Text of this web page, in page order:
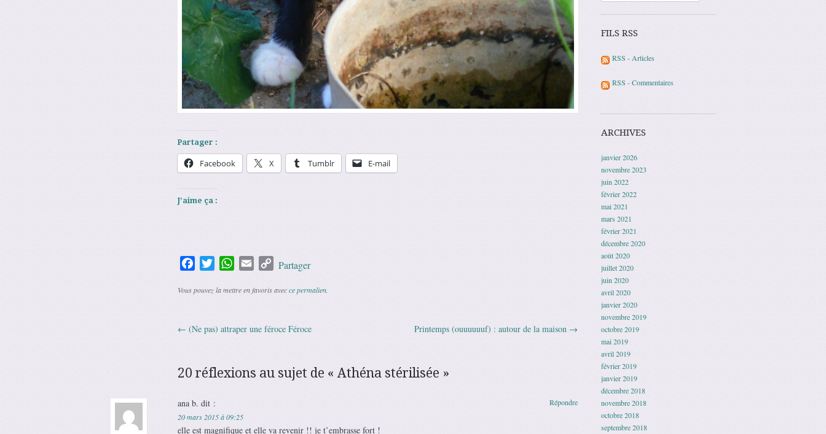
Partager :
Facebook X Tumblr E-mail
J’aime ça :
FacebookTwitterWhatsApp
Email Copy
Partager
Vous pouvez la mettre en favoris avecce permalien.
Navigation des articles
← (Ne pas) attraper une féroce Féroce Printemps (ouuuuuuf) : autour de la maison →
20 réflexions au sujet de «Athéna stérilisée »
ana b. dit :
20 mars 2015 à 09:25
elle est magnifique et elle va revenir !! je t’embrasse fort !
Répondre
FILS RSS
RSS - Articles
RSS - Commentaires
ARCHIVES
janvier 2026
novembre 2023
juin 2022
février 2022
mai 2021
mars 2021
février 2021
décembre 2020
août 2020
juillet 2020
juin 2020
avril 2020
janvier 2020
novembre 2019
octobre 2019
mai 2019
avril 2019
février 2019
janvier 2019
décembre 2018
novembre 2018
octobre 2018
septembre 2018